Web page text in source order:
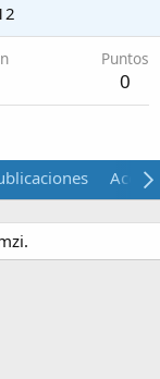
Puntos
0
Acerca